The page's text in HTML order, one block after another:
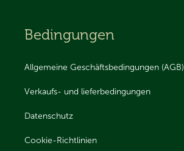
Bedingungen
Allgemeine Geschäftsbedingungen (AGB)
Verkaufs- und lieferbedingungen
Datenschutz
Cookie-Richtlinien